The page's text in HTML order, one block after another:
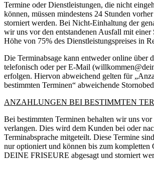
Termine oder Dienstleistungen, die nicht
können, müssen mindestens 24 Stunden
storniert werden. Bei Nicht-Einhaltung der
wir uns vor den entstandenen Ausfall mit einer
Höhe von 75% des Dienstleistungspreises in
Die Terminabsage kann entweder online über
telefonisch oder per E-Mail
erfolgen. Hiervon abweichend gelten für
bestimmten Terminen“ abweichende
ANZAHLUNGEN BEI BESTIMMTEN
Bei bestimmten Terminen behalten wir uns
verlangen. Dies wird dem Kunden bei oder
Terminabsprache mitgeteilt. Diese Termine
nur optioniert und können bis zum kompletten
DEINE FRISEURE abgesagt und storniert